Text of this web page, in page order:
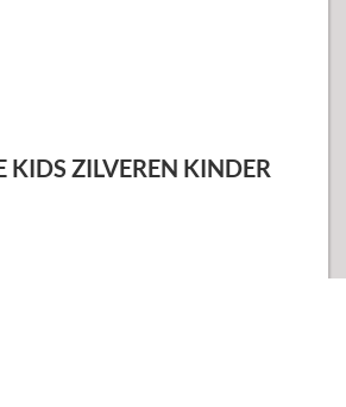
KIDS ZILVEREN KINDER